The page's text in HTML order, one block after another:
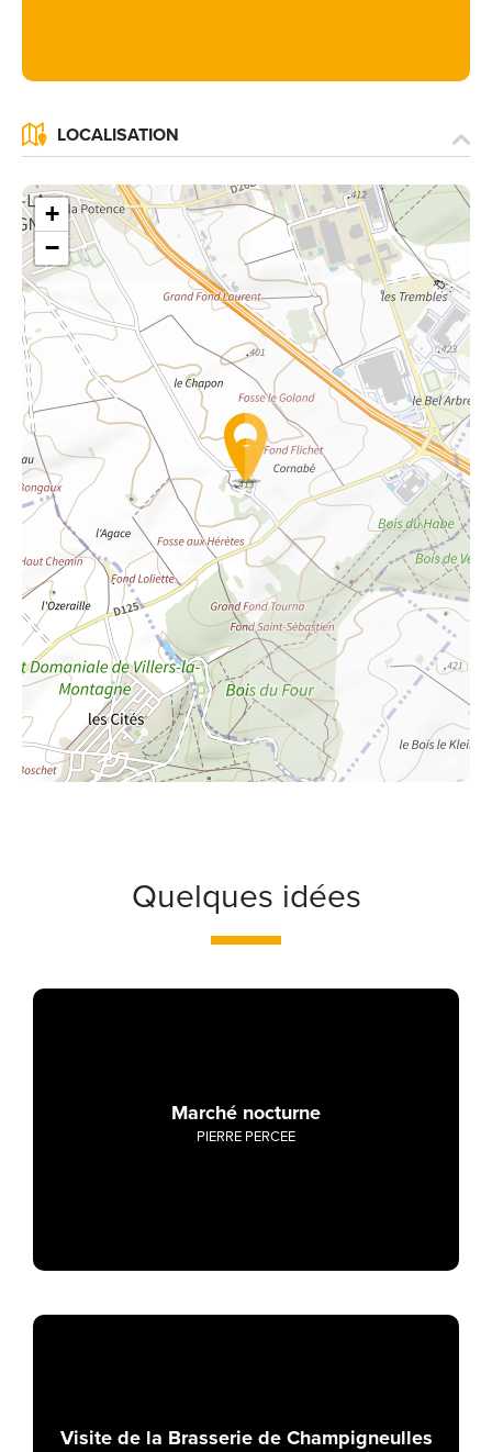
LOCALISATION
+
−
Quelques idées
Marché nocturne
PIERRE PERCEE
Visite de la Brasserie de Champigneulles